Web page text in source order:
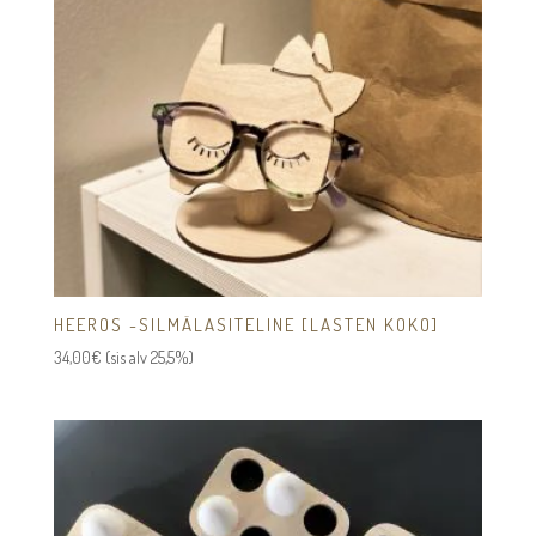
HEEROS -SILMÄLASITELINE [LASTEN KOKO]
34,00€ (sis alv 25,5%)